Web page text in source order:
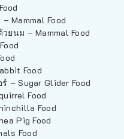
Mammal Food
ยนม – Mammal Food
Food
– Sugar Glider Food
Food
Food
Pig Food
Food